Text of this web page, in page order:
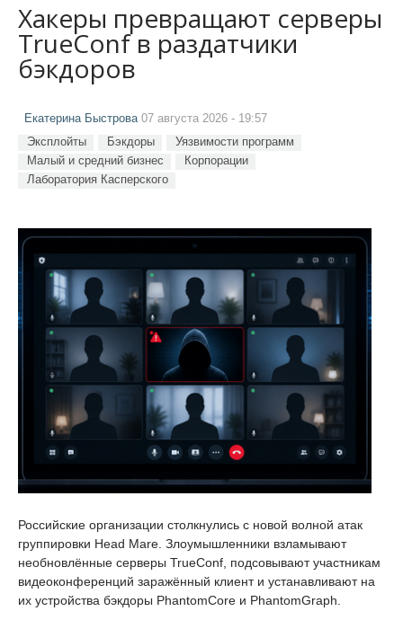
Хакеры превращают серверы
TrueConf в раздатчики
бэкдоров
Екатерина Быстрова07 августа 2026 - 19:57
Эксплойты Бэкдоры
Уязвимости программ
Малый и средний бизнес
Корпорации
Лаборатория Касперского
Российские организации столкнулись с новой волной атак
группировки Head Mare. Злоумышленники взламывают
необновлённые серверы TrueConf, подсовывают участникам
видеоконференций заражённый клиент и устанавливают на
их устройства бэкдоры PhantomCore и PhantomGraph.